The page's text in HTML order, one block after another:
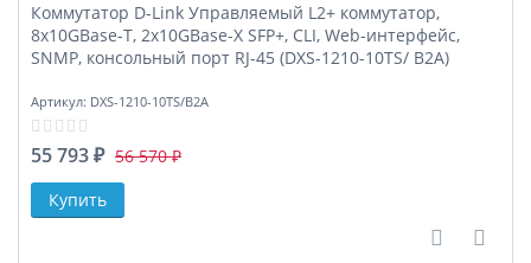
Коммутатор D-Link Управляемый L2+ коммутатор,
8x10GBase-T, 2x10GBase-X SFP+, CLI, Web-интерфейс,
SNMP, консольный порт RJ-45 (DXS-1210-10TS/ B2A)
Артикул: DXS-1210-10TS/B2A
55 793 ₽ 56 570 ₽
В В